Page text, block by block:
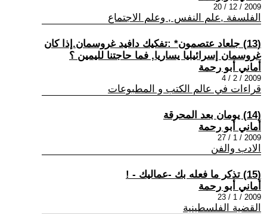
2009 / 12 / 20
الفلسفة ,علم النفس , وعلم الاجتماع
(13) جلعاد عتصمون* :تفكيك دافيد غروسمان.إذا كان
غروسمان إسرائيليا يساريا, فما حاجتنا لليمين ؟
أماني أبو رحمة
2009 / 2 / 4
قراءات في عالم الكتب و المطبوعات
(14) يومان بعد المحرقة
أماني أبو رحمة
2009 / 1 / 27
الادب والفن
(15) تذكر ما فعله بك -عماليك - !
أماني أبو رحمة
2009 / 1 / 23
القضية الفلسطينية